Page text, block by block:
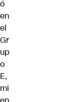
ó
en
el
Gr
up
o
E,
mi